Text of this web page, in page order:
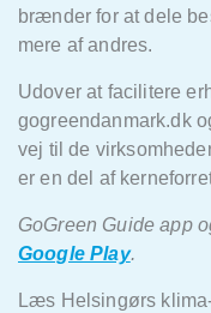
brænder for at dele
mere af andres.
Udover at facilitere
gogreendanmark.dk
vej til de
er en del af
GoGreen Guide app
Google Play.
Læs Helsingørs